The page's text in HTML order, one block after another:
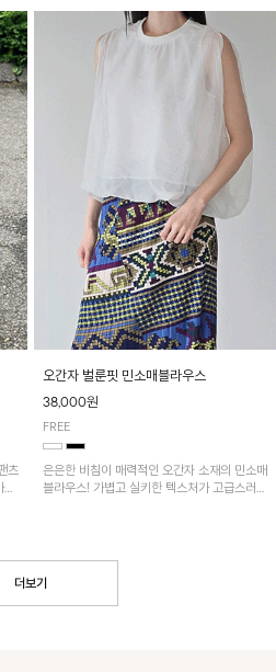
츠
오간자 벌룬핏 민소매블라우스
38,000원
FREE
은은한 비침이 매력적인 오간자 소재의 민소매
블라우스! 가볍고 실키한 텍스처가 고급스러운
더보기